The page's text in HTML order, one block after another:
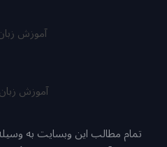
آموزش
آموزش
تمام مطالب این وبسایت به